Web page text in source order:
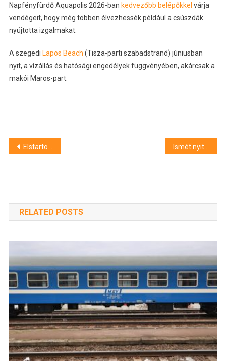
Napfényfürdő Aquapolis 2026-ban kedvezőbb belépőkkel várja
vendégeit, hogy még többen élvezhessék például a csúszdák
nyújtotta izgalmakat.
A szegedi Lapos Beach (Tisza-parti szabadstrand) júniusban
nyit, a vízállás és hatósági engedélyek függvényében, akárcsak a
makói Maros-part.
Bejegyzés
Elstartolt a szegedi majális – képgaléria
RELATED POSTS